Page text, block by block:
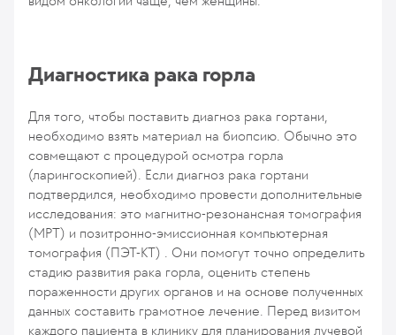
Диагностика рака горла
Для того, чтобы поставить диагноз рака гортани,
необходимо взять материал на биопсию. Обычно это
совмещают с процедурой осмотра горла
(ларингоскопией). Если диагноз рака гортани
подтвердился, необходимо провести дополнительные
исследования: это магнитно-резонансная томография
(МРТ) и позитронно-эмиссионная компьютерная
томография (ПЭТ-КТ) . Они помогут точно определить
стадию развития рака горла, оценить степень
пораженности других органов и на основе полученных
данных составить грамотное лечение. Перед визитом
каждого пациента в клинику для планирования лучевой